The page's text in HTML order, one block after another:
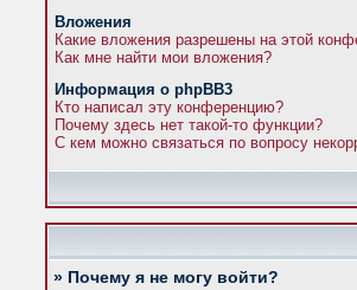
Вложения
Какие вложения разрешены на этой
Как мне найти мои вложения?
Информация о phpBB3
Кто написал эту конференцию?
Почему здесь нет такой-то функции?
С кем можно связаться по вопросу
» Почему я не могу войти?